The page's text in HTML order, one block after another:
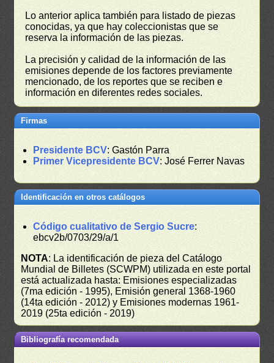
Lo anterior aplica también para listado de piezas
conocidas, ya que hay coleccionistas que se
reserva la información de las piezas.
La precisión y calidad de la información de las
emisiones depende de los factores previamente
mencionado, de los reportes que se reciben e
información en diferentes redes sociales.
Firmas
Presidente BCV: Gastón Parra
Primer Vicepresidente BCV: José Ferrer Navas
Identificación en otros catálogos
Código cualitativo de Sergio Sucre:
ebcv2b/0703/29/a/1
NOTA: La identificación de pieza del Catálogo
Mundial de Billetes (SCWPM) utilizada en este portal
está actualizada hasta: Emisiones especializadas
(7ma edición - 1995), Emisión general 1368-1960
(14ta edición - 2012) y Emisiones modernas 1961-
2019 (25ta edición - 2019)
Bibliografía recomendada